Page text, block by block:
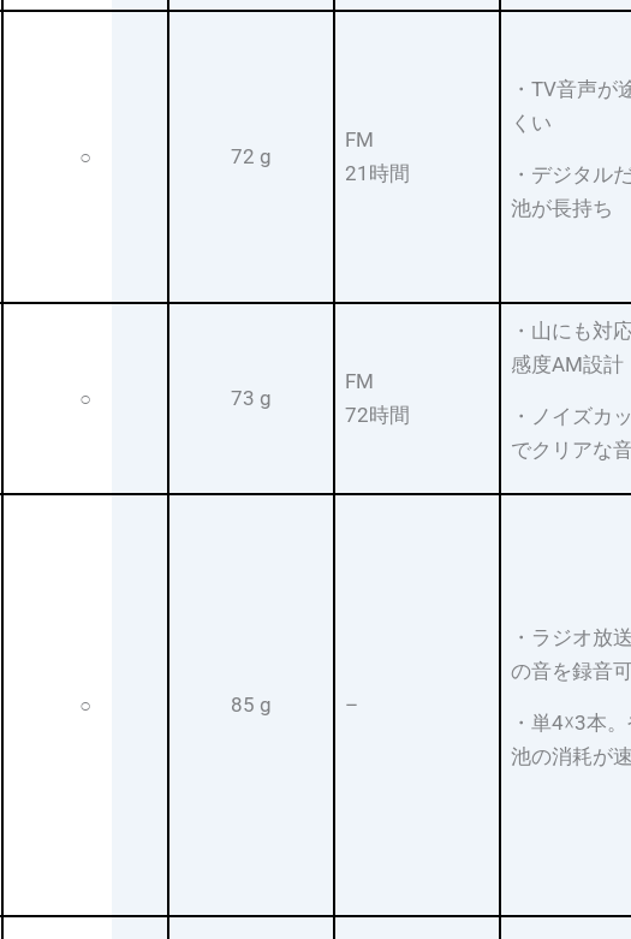
○ 72 g
FM
21時間
・TV音声が
くい
・デジタル
池が長持ち
○ 73 g
FM
72時間
・山にも対
感度AM設計
・ノイズカ
でクリアな
○ 85 g –
・ラジオ放
の音を録音
・単4☓3本
池の消耗が